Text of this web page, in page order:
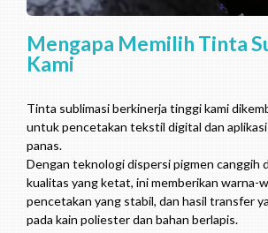
Mengapa Memilih Tinta
Kami
Tinta sublimasi berkinerja tinggi kami
untuk pencetakan tekstil digital dan
panas.
Dengan teknologi dispersi pigmen canggih
kualitas yang ketat, ini memberikan warna-
pencetakan yang stabil, dan hasil transfer
pada kain poliester dan bahan berlapis.